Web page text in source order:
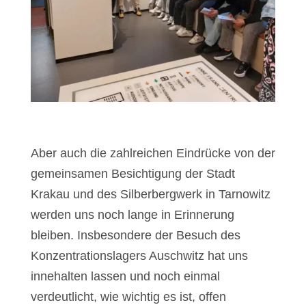
Aber auch die zahlreichen Eindrücke von der
gemeinsamen Besichtigung der Stadt
Krakau und des Silberbergwerk in Tarnowitz
werden uns noch lange in Erinnerung
bleiben. Insbesondere der Besuch des
Konzentrationslagers Auschwitz hat uns
innehalten lassen und noch einmal
verdeutlicht, wie wichtig es ist, offen